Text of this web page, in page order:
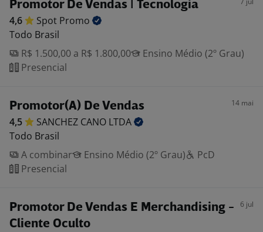
Promotor De Vendas | Tecnologia
4,6 Spot Promo
Todo Brasil
R$ 1.500,00 a R$ 1.800,00
Ensino Médio (2º Grau)
Presencial
Promotor(A) De Vendas 14 mai
4,5 SANCHEZ CANO LTDA
Todo Brasil
A combinar
Ensino Médio (2º Grau)
PcD
Presencial
Promotor De Vendas E Merchandising -
Cliente Oculto
6 jul